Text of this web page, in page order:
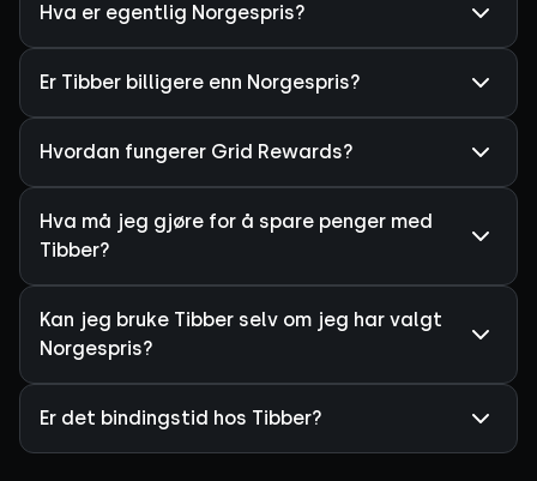
Hva er egentlig Norgespris?
Er Tibber billigere enn Norgespris?
Hvordan fungerer Grid Rewards?
Hva må jeg gjøre for å spare penger med
Tibber?
Kan jeg bruke Tibber selv om jeg har valgt
Norgespris?
Er det bindingstid hos Tibber?